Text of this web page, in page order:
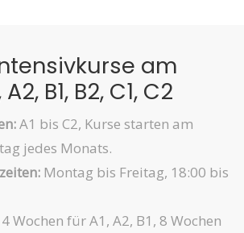
am
B1, B2, C1, C2
A1 bis C2, Kurse starten am
jedes Monats.
Montag bis Freitag, 18:00 bis
Wochen für A1, A2, B1, 8 Wochen